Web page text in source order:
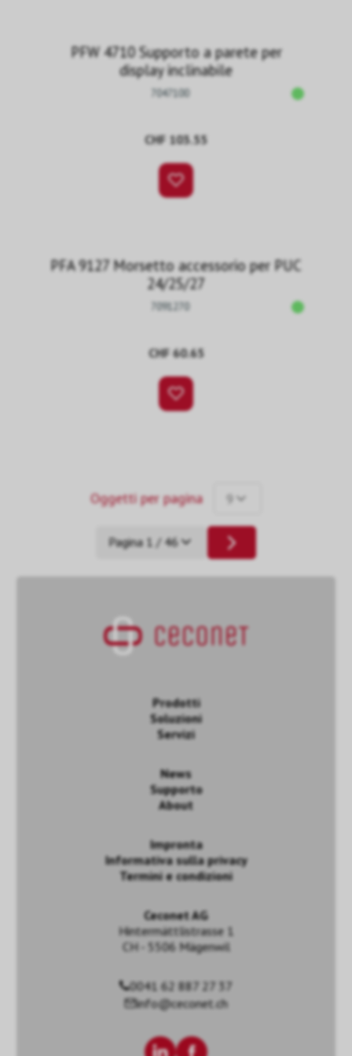
PFW 4710 Supporto a parete per
display inclinabile
7047100
CHF 103.55
PFA 9127 Morsetto accessorio per PUC
24/25/27
7091270
CHF 60.65
Oggetti per pagina 9
Pagina 1 / 46
Prodotti
Soluzioni
Servizi
News
Supporto
About
Impronta
Informativa sulla privacy
Termini e condizioni
Ceconet AG
Hintermättlistrasse 1
CH - 5506 Mägenwil
0041 62 887 27 37
info@ceconet.ch